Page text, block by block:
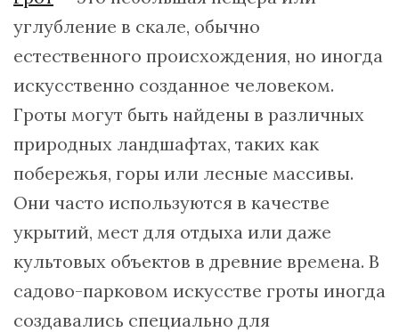
углубление в скале, обычно
естественного происхождения, но иногда
искусственно созданное человеком.
Гроты могут быть найдены в различных
природных ландшафтах, таких как
побережья, горы или лесные массивы.
Они часто используются в качестве
укрытий, мест для отдыха или даже
культовых объектов в древние времена. В
садово-парковом искусстве гроты иногда
создавались специально для